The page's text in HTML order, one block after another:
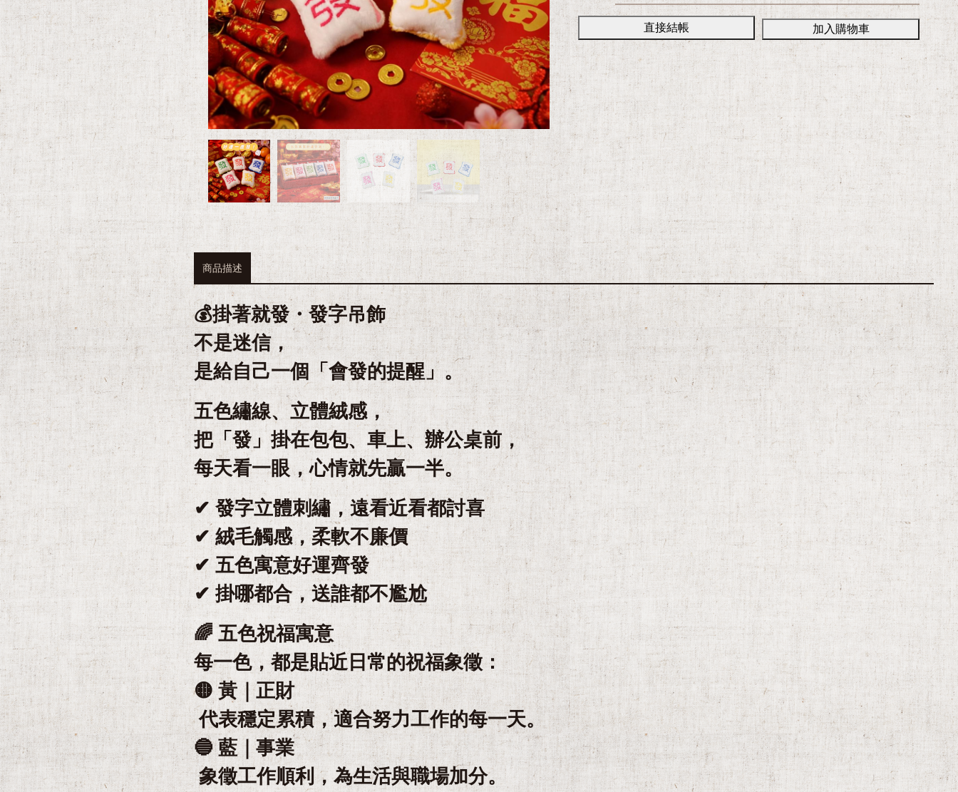
直接結帳 加入購物車
商品描述
💰掛著就發・發字吊飾
不是迷信，
是給自己一個「會發的提醒」。
五色繡線、立體絨感，
把「發」掛在包包、車上、辦公桌前，
每天看一眼，心情就先贏一半。
✔ 發字立體刺繡，遠看近看都討喜
✔ 絨毛觸感，柔軟不廉價
✔ 五色寓意好運齊發
✔ 掛哪都合，送誰都不尷尬
🌈 五色祝福寓意
每一色，都是貼近日常的祝福象徵：
🟡 黃｜正財
代表穩定累積，適合努力工作的每一天。
🔵 藍｜事業
象徵工作順利，為生活與職場加分。